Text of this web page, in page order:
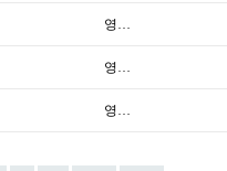
영…
영…
영…